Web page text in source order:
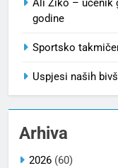
Ali Žiko – učenik
godine
Sportsko
Uspjesi naših
Arhiva
2026 (60)